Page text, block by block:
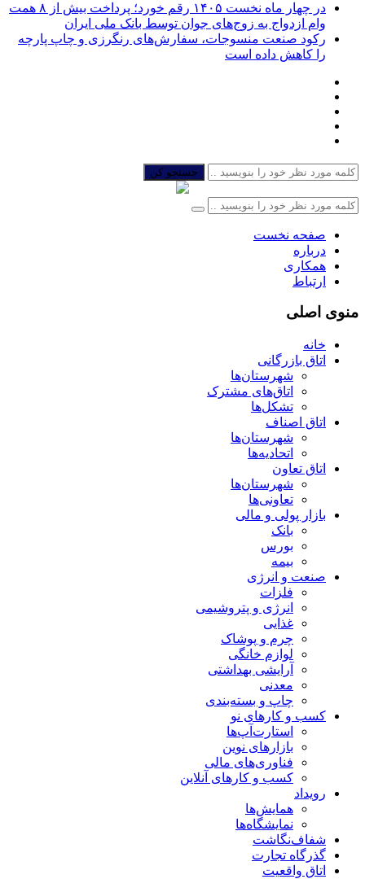
در چهار ماه نخست ۱۴۰۵ رقم خورد؛ پرداخت بیش از ۸ همت
وام ازدواج به زوج‌های جوان توسط بانک ملی ایران
رکود صنعت منسوجات، سفارش‌های رنگرزی و چاپ پارچه
را کاهش داده است
جستجو کن
صفحه نخست
درباره
همکاری
ارتباط
منوی اصلی
خانه
اتاق بازرگانی
شهرستان‌ها
اتاق‌های مشترک
تشکل‌ها
اتاق اصناف
شهرستان‌ها
اتحادیه‌ها
اتاق تعاون
شهرستان‌ها
تعاونی‌ها
بازار پولی و مالی
بانک
بورس
بیمه
صنعت و انرژی
فلزات
انرژی و پتروشیمی
غذایی
چرم و پوشاک
لوازم خانگی
آرایشی بهداشتی
معدنی
چاپ و بسته‌بندی
کسب و کارهای نو
استارت‌آپ‌ها
بازارهای نوین
فناوری‌های مالی
کسب و کارهای آنلاین
رویداد
همایش‌ها
نمایشگاه‌ها
شفاف‌نگاشت
گذرگاه تجارت
اتاق واقعیت